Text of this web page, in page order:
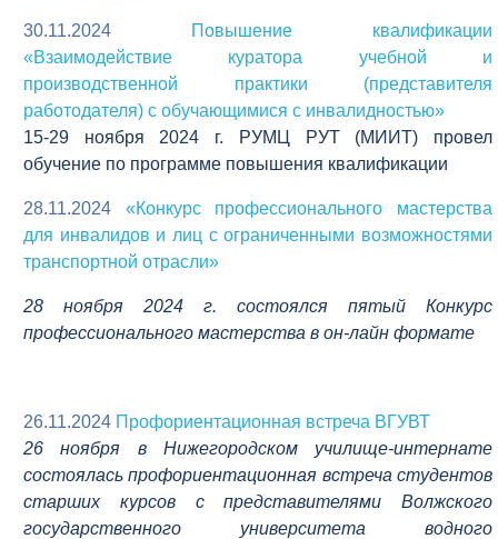
30.11.2024
Повышение квалификации
«Взаимодействие куратора учебной и
производственной практики (представителя
работодателя) с обучающимися с инвалидностью»
15-29 ноября 2024 г. РУМЦ РУТ (МИИТ) провел
обучение по программе повышения квалификации
28.11.2024
«Конкурс профессионального мастерства
для инвалидов и лиц с ограниченными возможностями
транспортной отрасли»
28 ноября 2024 г. состоялся пятый Конкурс
профессионального мастерства в он-лайн формате
26.11.2024 Профориентационная встреча ВГУВТ
26 ноября в Нижегородском училище-интернате
состоялась профориентационная встреча студентов
старших курсов с представителями Волжского
государственного университета водного